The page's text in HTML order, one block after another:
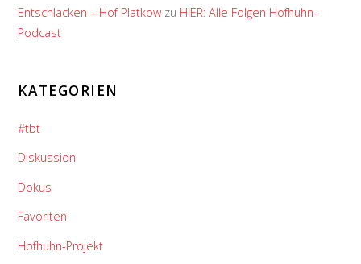
Entschlacken – Hof Platkow zu HIER: Alle Folgen Hofhuhn-
Podcast
KATEGORIEN
#tbt
Diskussion
Dokus
Favoriten
Hofhuhn-Projekt